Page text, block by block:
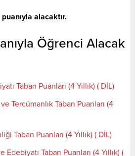
puanıyla alacaktır.
Öğrenci Alacak
Taban Puanları (4 Yıllık) ( DİL)
Tercümanlık Taban Puanları (4
Taban Puanları (4 Yıllık) ( DİL)
Taban Puanları (4 Yıllık) (